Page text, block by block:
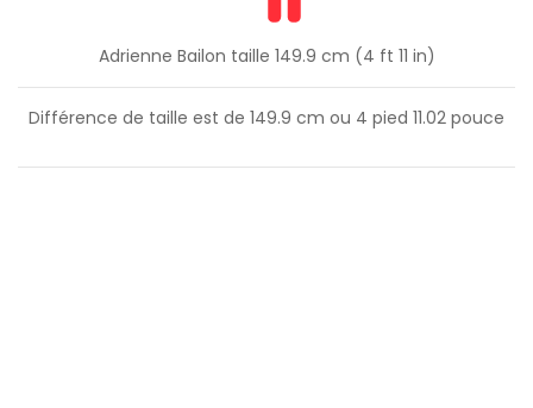
Adrienne Bailon taille 149.9 cm (4 ft 11 in)
Différence de taille est de 149.9 cm ou 4 pied 11.02 pouce